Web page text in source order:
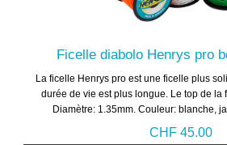
Ficelle diabolo Henrys pro
La ficelle Henrys pro est une ficelle plus
durée de vie est plus longue. Le top de la
Diamètre: 1.35mm. Couleur: blanche,
CHF 45.00